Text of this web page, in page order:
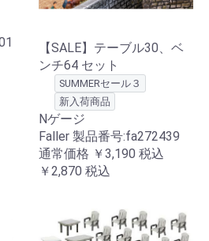
【SALE】テーブル30、ベ
ンチ64 セット
SUMMERセール３
新入荷商品
Nゲージ
Faller 製品番号:fa272439
通常価格 ￥3,190 税込
￥2,870 税込